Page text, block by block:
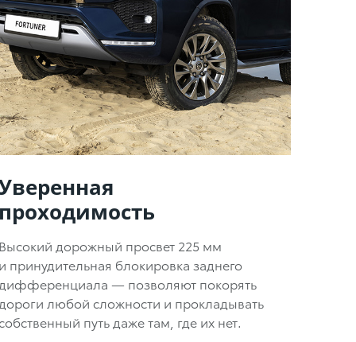
дорожный просвет 225 мм
принудительная блокировка заднего
— позволяют покорять
любой сложности и прокладывать
путь даже там, где их нет.